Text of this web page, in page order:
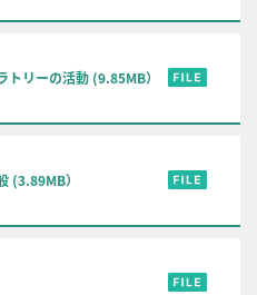
リーの活動 (9.85MB）
）